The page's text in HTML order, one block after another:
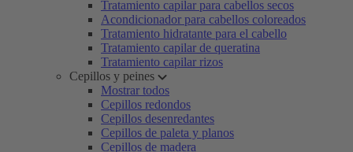
Tratamiento capilar para cabellos secos
Acondicionador para cabellos coloreados
Tratamiento hidratante para el cabello
Tratamiento capilar de queratina
Tratamiento capilar rizos
Cepillos y peines
Mostrar todos
Cepillos redondos
Cepillos desenredantes
Cepillos de paleta y planos
Cepillos de madera